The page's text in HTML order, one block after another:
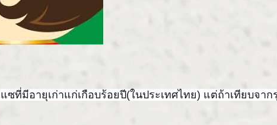
แซที่มีอายุเก่าแก่เกือบร้อยปี(ในประเทศไทย) แต่ถ้าเทียบจา